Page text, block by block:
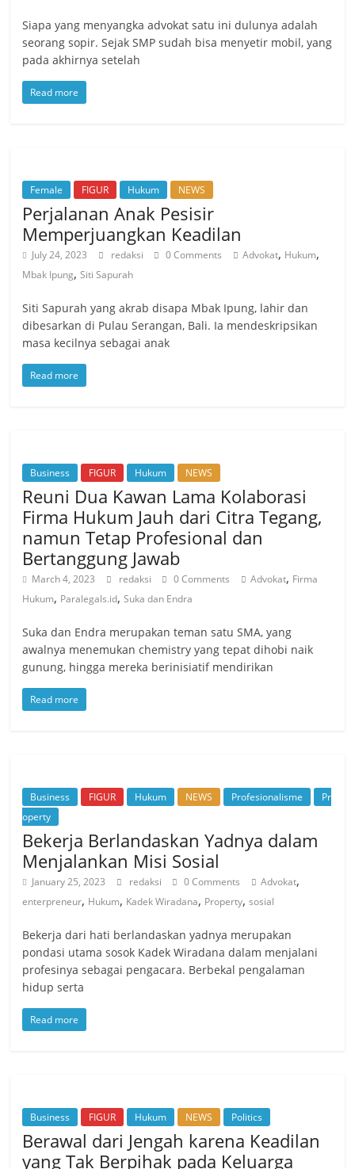
Siapa yang menyangka advokat satu ini dulunya adalah
seorang sopir. Sejak SMP sudah bisa menyetir mobil, yang
pada akhirnya setelah
Read more
Female FIGUR Hukum NEWS
Perjalanan Anak Pesisir
Memperjuangkan Keadilan
July 24, 2023 redaksi 0 Comments Advokat, Hukum,
Mbak Ipung,Siti Sapurah
Siti Sapurah yang akrab disapa Mbak Ipung, lahir dan
dibesarkan di Pulau Serangan, Bali. Ia mendeskripsikan
masa kecilnya sebagai anak
Read more
Business FIGUR Hukum NEWS
Reuni Dua Kawan Lama Kolaborasi
Firma Hukum Jauh dari Citra Tegang,
namun Tetap Profesional dan
Bertanggung Jawab
March 4, 2023 redaksi 0 Comments Advokat, Firma
Hukum, Paralegals.id,Suka dan Endra
Suka dan Endra merupakan teman satu SMA, yang
awalnya menemukan chemistry yang tepat dihobi naik
gunung, hingga mereka berinisiatif mendirikan
Read more
Business FIGUR Hukum NEWS Profesionalisme
Pr
operty
Bekerja Berlandaskan Yadnya dalam
Menjalankan Misi Sosial
January 25, 2023 redaksi 0 Comments Advokat,
enterpreneur, Hukum, Kadek Wiradana, Property,sosial
Bekerja dari hati berlandaskan yadnya merupakan
pondasi utama sosok Kadek Wiradana dalam menjalani
profesinya sebagai pengacara. Berbekal pengalaman
hidup serta
Read more
Business FIGUR Hukum NEWS Politics
Berawal dari Jengah karena Keadilan
yang Tak Berpihak pada Keluarga